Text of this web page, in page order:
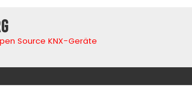
Source KNX-Geräte